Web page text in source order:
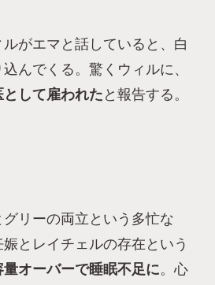
がエマと話していると、白
んでくる。驚くウィルに、
して雇われた と報告する。
リーの両立という多忙な
とレイチェルの存在という
量オーバーで睡眠不足に。心